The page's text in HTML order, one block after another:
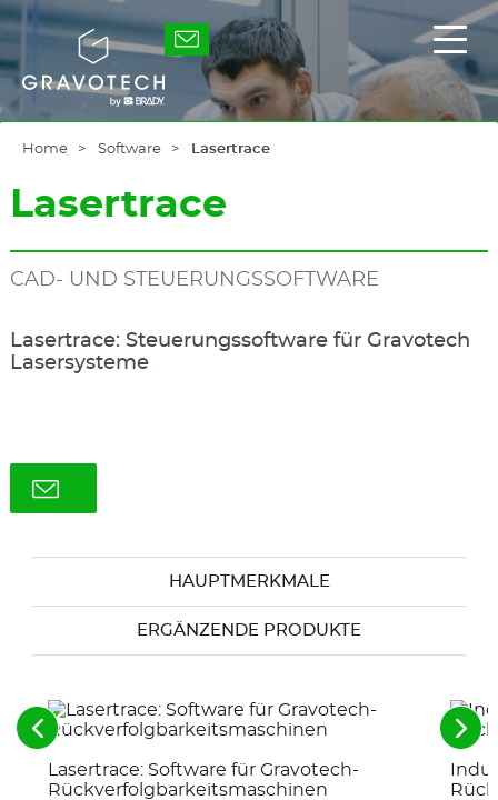
Skip
content
Gravotech
ein-
/
Home Software Lasertrace
Lasertrace
CAD- UND STEUERUNGSSOFTWARE
Lasertrace: Steuerungssoftware für Gravotech
Lasersysteme
HAUPTMERKMALE
ERGÄNZENDE PRODUKTE
Lasertrace: Software für Gravotech-
Rückverfolgbarkeitsmaschinen
Siehe
die
vorherigen
Elemente
die